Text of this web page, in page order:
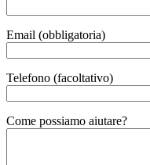
Email (obbligatoria)
Telefono (facoltativo)
Gender
Come possiamo aiutare?